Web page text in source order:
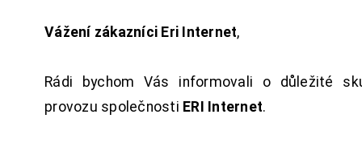
Vážení zákazníci Eri Internet,
Rádi bychom Vás informovali o důležité
provozu společnosti ERI Internet.